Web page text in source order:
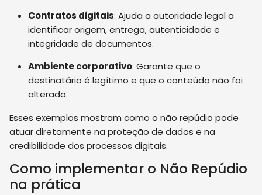
Contratos digitais: Ajuda a autoridade legal a
identificar origem, entrega, autenticidade e
integridade de documentos.
Ambiente corporativo: Garante que o
destinatário é legítimo e que o conteúdo não foi
alterado.
Esses exemplos mostram como o não repúdio pode
atuar diretamente na proteção de dados e na
credibilidade dos processos digitais.
Como implementar o Não Repúdio
na prática